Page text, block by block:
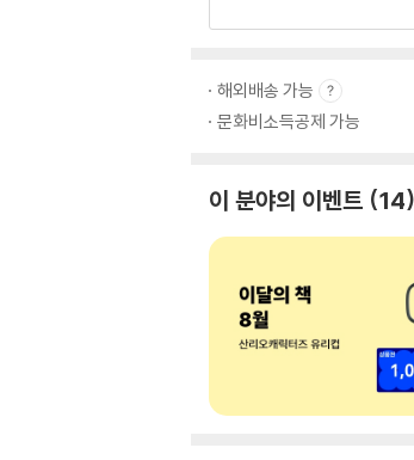
해외배송 가능
문화비소득공제 가능
이 분야의 이벤트 14